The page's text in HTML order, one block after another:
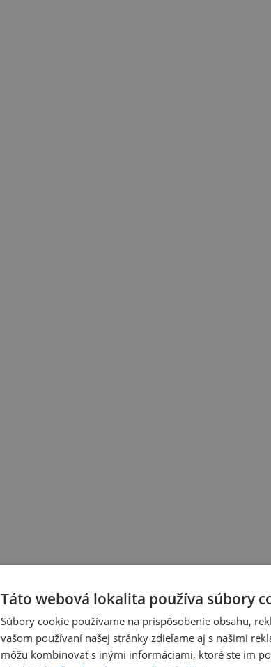
Táto webová lokalita používa súbory
Súbory cookie používame na prispôsobenie obsahu,
vašom používaní našej stránky zdieľame aj s našimi
môžu kombinovať s inými informáciami, ktoré ste im